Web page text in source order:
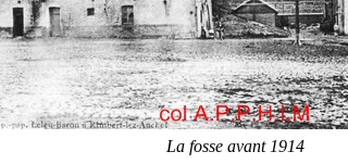
La fosse avant 1914